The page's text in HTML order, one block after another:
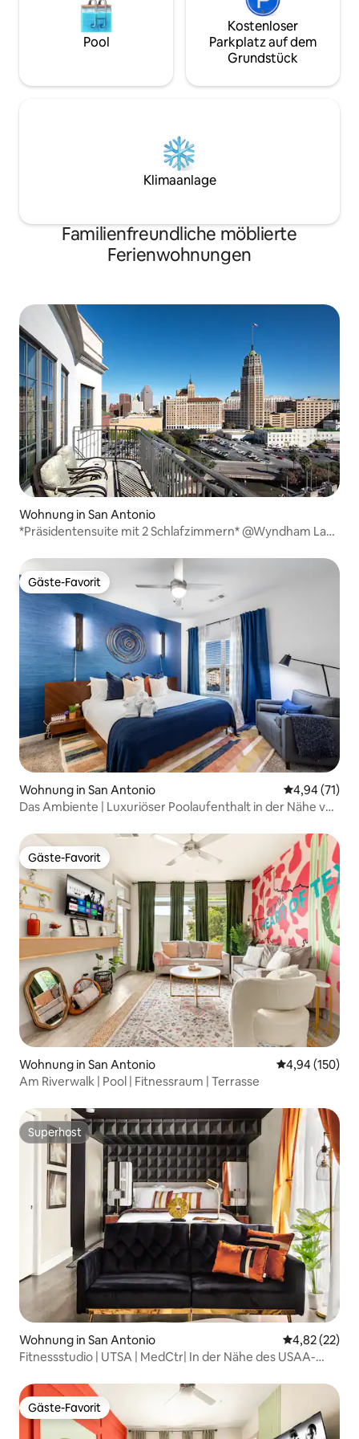
oder mehr Nächten. Frage nach
Langzeitrabatten!
Pool
Kostenloser
Parkplatz auf dem
Grundstück
Klimaanlage
Familienfreundliche möblierte
Ferienwohnungen
Wohnung in San Antonio
*Präsidentensuite mit 2 Schlafzimmern* @Wyndham La
Gäste-Favorit
Gäste-Favorit
Wohnung in San Antonio
4,94 (71)
Das Ambiente | Luxuriöser Poolaufenthalt in der Nähe von
Gäste-Favorit
Gäste-Favorit
Wohnung in San Antonio
4,94 (150)
Am Riverwalk | Pool | Fitnessraum | Terrasse
Superhost
Superhost
Wohnung in San Antonio
4,82 (22)
Fitnessstudio | UTSA | MedCtr| In der Nähe des USAA-
Gäste-Favorit
Gäste-Favorit